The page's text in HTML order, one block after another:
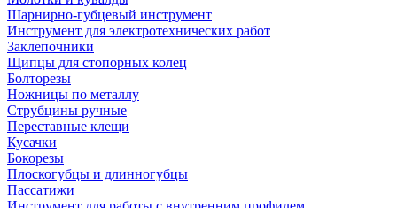
Шарнирно-губцевый инструмент
Инструмент для электротехнических работ
Заклепочники
Щипцы для стопорных колец
Болторезы
Ножницы по металлу
Струбцины ручные
Переставные клещи
Кусачки
Бокорезы
Плоскогубцы и длинногубцы
Пассатижи